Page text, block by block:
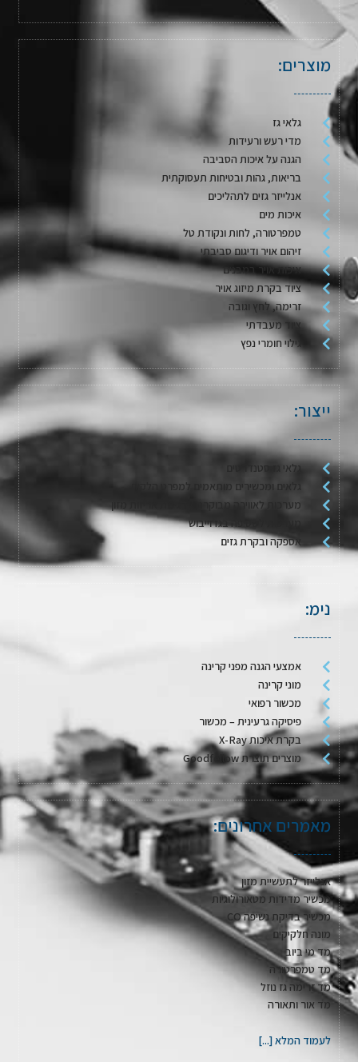
מוצרים:
גלאי גז
מדי רעש ורעידות
הגנה על איכות הסביבה
בריאות, גהות ובטיחות תעסוקתית
אנלייזר גזים לתהליכים
איכות מים
טמפרטורה, לחות ונקודת טל
זיהום אויר ודיגום סביבתי
איכות אויר במבנים
ציוד בקרת מיזוג אויר
זרימה, לחץ וגובה
ציוד מעבדתי
גילוי חומרי נפץ
ייצור:
גלאי גז סטנדרטים
גלאים ומכשירים מותאמים למפרט הלקוח
מערכות לאווירה מבוקרת / דגימת אריזות מזון
מערכות לשטיפה בגז וייבוש
אספקה ובקרת גזים
נימ:
אמצעי הגנה מפני קרינה
מוני קרינה
מכשור רפואי
פיסיקה גרעינית – מכשור
בקרת איכות X-Ray
מוצרים תוצרת Goodfellow
מאמרים אחרונים:
אנלייזר לתעשיית מזון
מכשיר מדידות מטאורולוגיות
מכשיר בדיקת נשיפה CO
מונה חלקיקים
מד מי ביוב
מד טמפרטורה
מד זרימה גז נוזל
מד אור ותאורה
לעמוד המלא [...]